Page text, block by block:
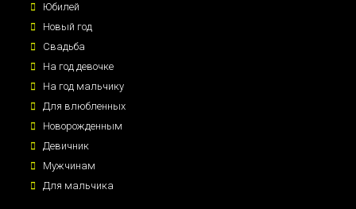
Юбилей
Новый год
Свадьба
На год девочке
На год мальчику
Для влюбленных
Новорожденным
Девичник
Мужчинам
Для мальчика